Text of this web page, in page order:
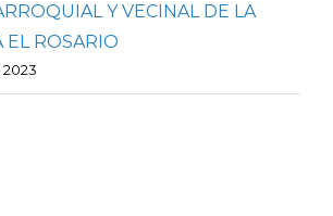
Y VECINAL DE LA
EL ROSARIO